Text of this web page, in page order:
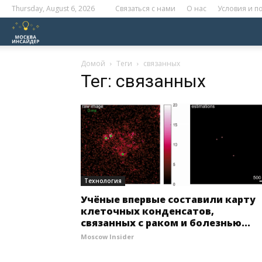
Thursday, August 6, 2026 Связаться с нами О нас Условия и
Домой Теги связанных
Тег: связанных
Технология
Учёные впервые составили карту
клеточных конденсатов,
связанных с раком и болезнью...
Moscow Insider